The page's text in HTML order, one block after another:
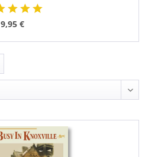
9,95 €